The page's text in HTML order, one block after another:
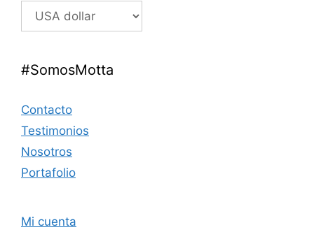
#SomosMotta
Contacto
Testimonios
Nosotros
Portafolio
Mi cuenta